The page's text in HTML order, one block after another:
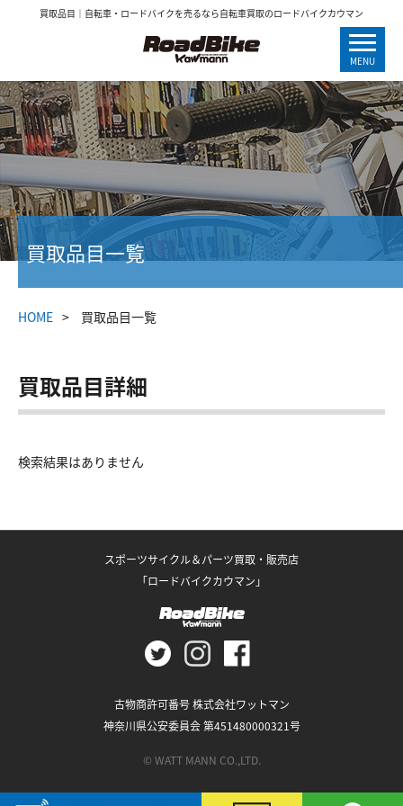
買取品目｜自転車・ロードバイクを売るなら自転車買取のロードバイクカウマン
MENU
買取品目一覧
HOME 買取品目一覧
買取品目詳細
検索結果はありません
スポーツサイクル＆パーツ買取・販売店
「ロードバイクカウマン」
古物商許可番号 株式会社ワットマン
神奈川県公安委員会 第451480000321号
© WATT MANN CO.,LTD.